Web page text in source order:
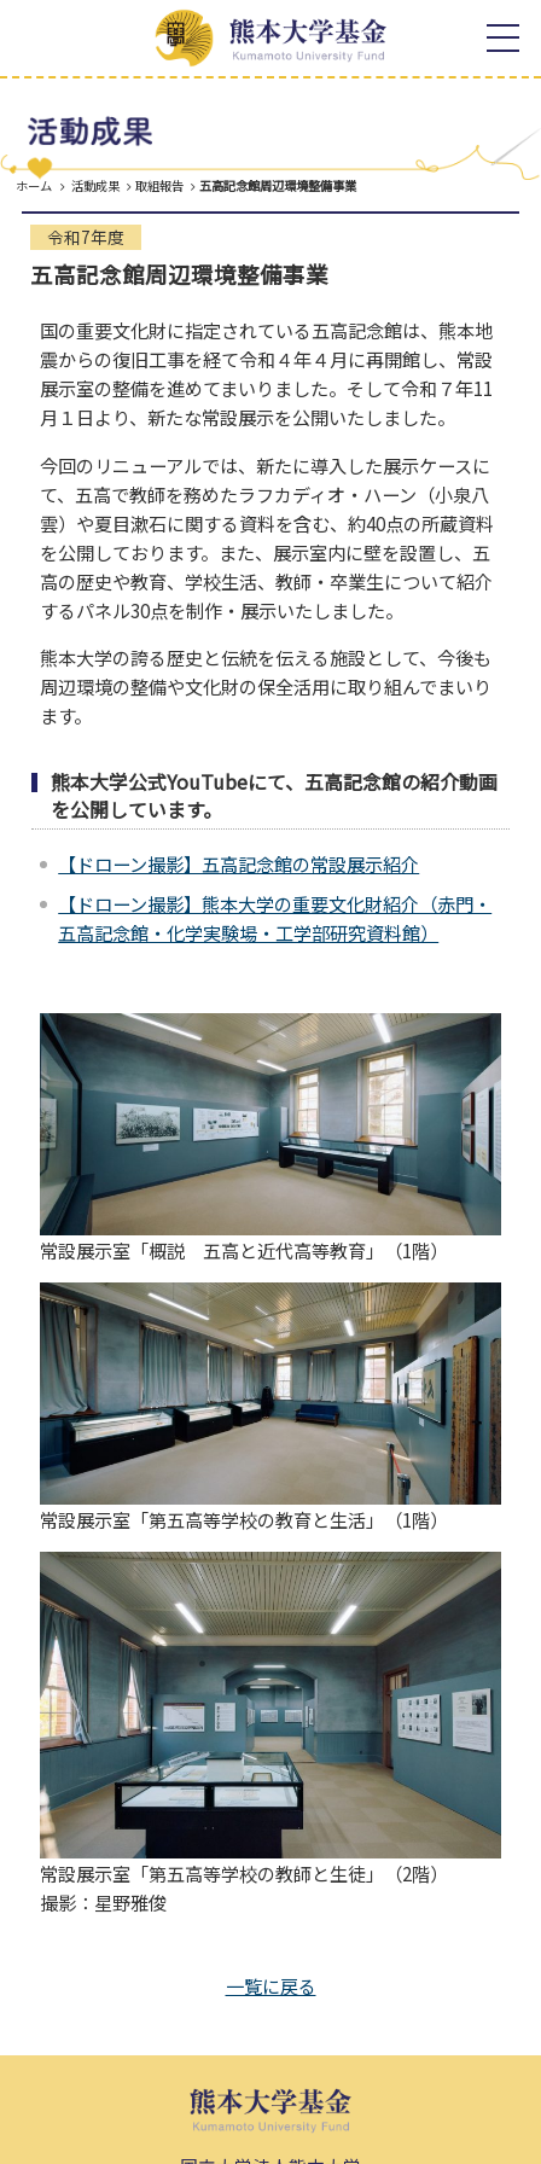
ホーム 活動成果 取組報告 五高記念館周辺環境整備事業
令和7年度
五高記念館周辺環境整備事業
国の重要文化財に指定されている五高記念館は、熊本地
震からの復旧工事を経て令和４年４月に再開館し、常設
展示室の整備を進めてまいりました。そして令和７年11
月１日より、新たな常設展示を公開いたしました。
今回のリニューアルでは、新たに導入した展示ケースに
て、五高で教師を務めたラフカディオ・ハーン（小泉八
雲）や夏目漱石に関する資料を含む、約40点の所蔵資料
を公開しております。また、展示室内に壁を設置し、五
高の歴史や教育、学校生活、教師・卒業生について紹介
するパネル30点を制作・展示いたしました。
熊本大学の誇る歴史と伝統を伝える施設として、今後も
周辺環境の整備や文化財の保全活用に取り組んでまいり
ます。
熊本大学公式YouTubeにて、五高記念館の紹介動画
を公開しています。
【ドローン撮影】五高記念館の常設展示紹介
【ドローン撮影】熊本大学の重要文化財紹介（赤門・
五高記念館・化学実験場・工学部研究資料館）
常設展示室「概説 五高と近代高等教育」（1階）
常設展示室「第五高等学校の教育と生活」（1階）
常設展示室「第五高等学校の教師と生徒」（2階）
撮影：星野雅俊
一覧に戻る
お知らせ
熊本大学基金について
学長メッセージ
熊本大学基金の概要
寄附のご案内
熊本大学各学部等同窓会との
連携
寄附の種類
使途を特定しない寄附
使途を特定する寄附
冠基金
遺贈による寄附
古本による寄附
クラウドファンディング
寄附の方法
クレジットカードによるご寄
専用払込用紙によるご寄附
寄附の特典
寄附者様への顕彰
活動成果
取組報告
感謝の声
年間報告書
よくある質問
お問い合わせ
プライバシーポリシー
サイトマップ